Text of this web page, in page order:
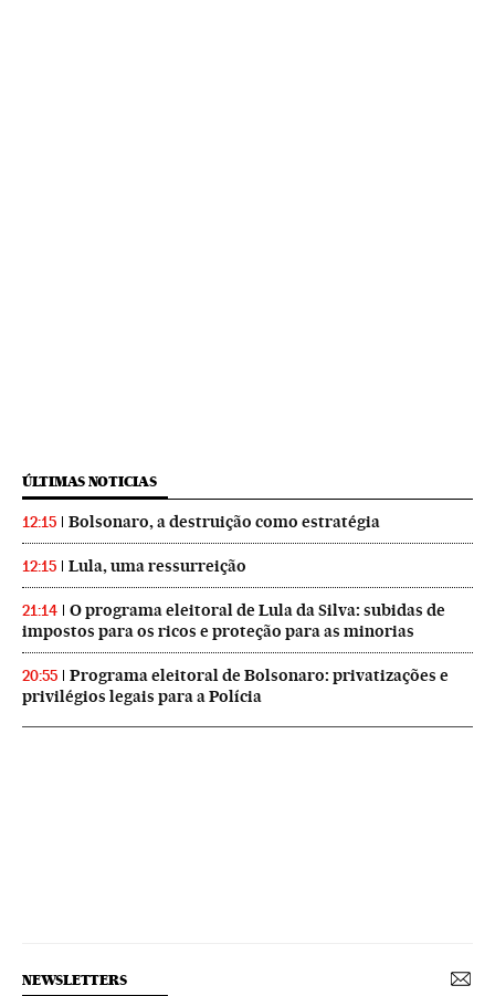
ÚLTIMAS NOTICIAS
12:15 Bolsonaro, a destruição como estratégia
12:15 Lula, uma ressurreição
21:14
O programa eleitoral de Lula da Silva: subidas de
impostos para os ricos e proteção para as minorias
20:55
Programa eleitoral de Bolsonaro: privatizações e
privilégios legais para a Polícia
NEWSLETTERS